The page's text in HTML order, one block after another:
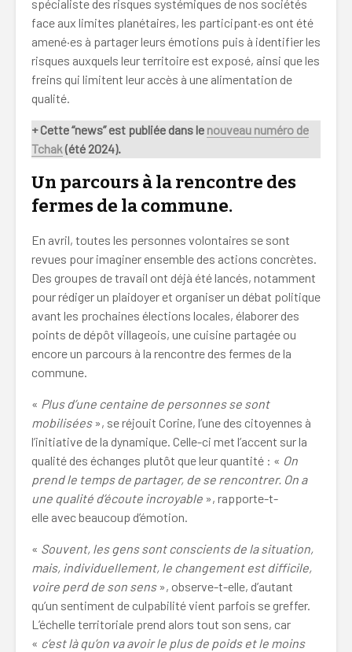
spécialiste des risques systémiques de nos sociétés
face aux limites planétaires, les participant·es ont été
amené·es à partager leurs émotions puis à identifier les
risques auxquels leur territoire est exposé, ainsi que les
freins qui limitent leur accès à une alimentation de
qualité.
+ Cette “news” est publiée dans le nouveau numéro de
Tchak(été 2024).
Un parcours à la rencontre des
fermes de la commune.
En avril, toutes les personnes volontaires se sont
revues pour imaginer ensemble des actions concrètes.
Des groupes de travail ont déjà été lancés, notamment
pour rédiger un plaidoyer et organiser un débat politique
avant les prochaines élections locales, élaborer des
points de dépôt villageois, une cuisine partagée ou
encore un parcours à la rencontre des fermes de la
commune.
« Plus d’une centaine de personnes se sont
mobilisées», se réjouit Corine, l’une des citoyennes à
l’initiative de la dynamique. Celle-ci met l’accent sur la
qualité des échanges plutôt que leur quantité : « On
prend le temps de partager, de se rencontrer. On a
une qualité d’écoute incroyable », rapporte-t-
elle avec beaucoup d’émotion.
« Souvent, les gens sont conscients de la situation,
mais, individuellement, le changement est difficile,
voire perd de son sens», observe-t-elle, d’autant
qu’un sentiment de culpabilité vient parfois se greffer.
L’échelle territoriale prend alors tout son sens, car
« c’est là qu’on va avoir le plus de poids et le moins